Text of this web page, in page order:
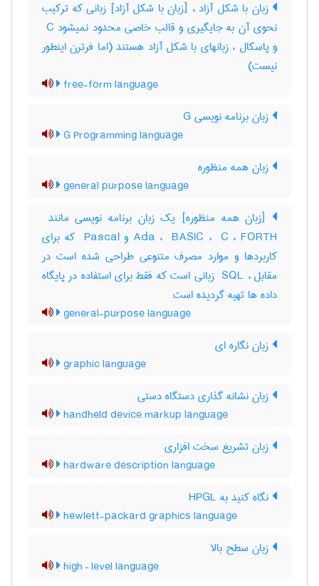
زبان با شکل آزاد ، [زبان با شکل آزاد] زبانی که ترکیب
نحوی آن به جایگیری و قالب خاصی محدود نمیشود ‎ C
و پاسکال ، زبانهای با شکل آزاد هستند (اما فرترن اینطور
نیست)
free-form language
زبان برنامه نویسی G
G Programming language
زبان همه منظوره
general purpose language
Ada ، ‎ BASIC ، ‎ C ، ‎FORTH و ‎ Pascal که برای
کاربردها و موارد مصرف متنوعی طراحی شده است در
مقابل ، ‎ SQL زبانی است که فقط برای استفاده در پایگاه
داده ها تهیه گردیده است
general-purpose language
زبان نگاره ای
graphic language
زبان نشانه گذاری دستگاه دستی
handheld device markup language
زبان تشریع سخت افزاری
hardware description language
نگاه کنید به ‎ HPGL
hewlett-packard graphics language
زبان سطح بالا
high – level language